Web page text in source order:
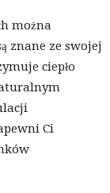
można
znane ze swojej
ciepło
Ci